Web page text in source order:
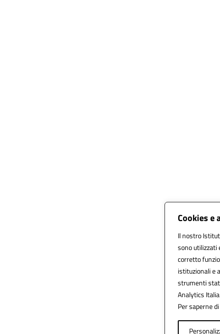
Cookies
Il nostro
sono utilizzati
corretto
istituzionali e
strumenti
Analytics
Per saperne